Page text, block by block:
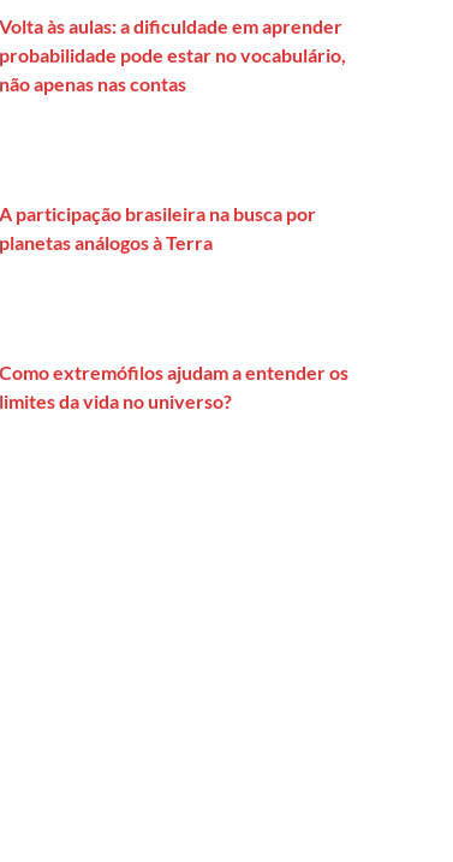
Volta às aulas: a dificuldade em aprender
probabilidade pode estar no vocabulário,
não apenas nas contas
A participação brasileira na busca por
planetas análogos à Terra
Como extremófilos ajudam a entender os
limites da vida no universo?